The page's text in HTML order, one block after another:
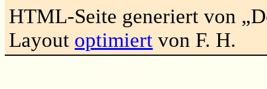
HTML-Seite generiert von
Layout optimiert von F. H.